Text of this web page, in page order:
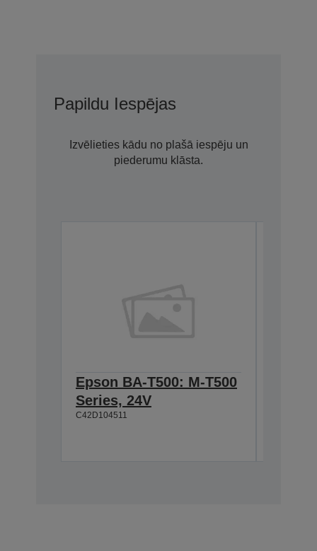
Papildu Iespējas
Izvēlieties kādu no plašā iespēju un
piederumu klāsta.
Epson BA-T500: M-T500
Series, 24V
C42D104511